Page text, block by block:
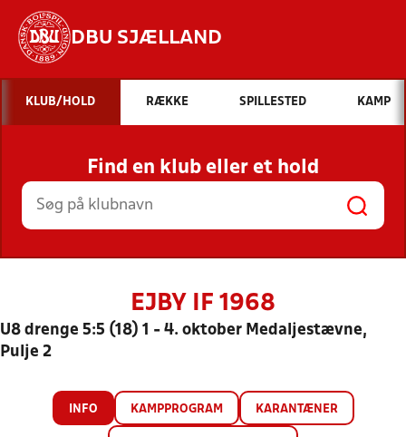
DBU SJÆLLAND
Hvad vil du søge efter?
INDHOLD OG NYHEDER
STILLINGER, RESULTATER, KLUBBER OG
HOLD
KLUB/HOLD RÆKKE SPILLESTED KAMP
Find en klub eller et hold
EJBY IF 1968
U8 drenge 5:5 (18) 1 - 4. oktober Medaljestævne,
Pulje 2
INFO KAMPPROGRAM KARANTÆNER